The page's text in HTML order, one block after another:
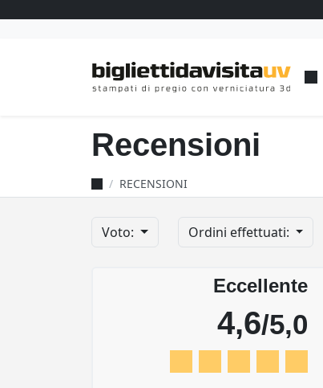
Recensioni
RECENSIONI
Voto: Ordini effettuati:
Eccellente
4,6/5,0